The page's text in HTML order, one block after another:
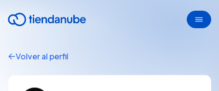
Volver al perfil